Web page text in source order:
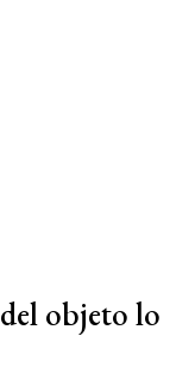
objeto lo